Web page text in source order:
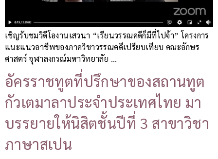
เชิญรับชมวิดีโองานเสวนา “เรียนวรรณคดีก็มีที่ไปจ้า” โครงการ
แนะแนวอาชีพของภาควิชาวรรณคดีเปรียบเทียบ คณะอักษร
ศาสตร์ จุฬาลงกรณ์มหาวิทยาลัย …
อัครราชทูตที่ปรึกษาของสถานทูต
กัวเตมาลาประจำประเทศไทย มา
บรรยายให้นิสิตชั้นปีที่ 3 สาขาวิชา
ภาษาสเปน